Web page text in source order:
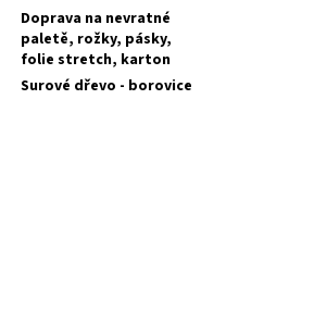
Doprava na nevratné
paletě, rožky, pásky,
folie stretch, karton
Surové dřevo - borovice